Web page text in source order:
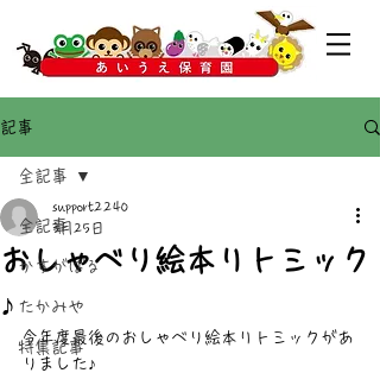
記事
全記事
かすがばる
たかみや
特集記事
全記事
おしゃべり絵本リトミック
♪
support2240
3月25日
今年度最後のおしゃべり絵本リトミックがあ
りました♪